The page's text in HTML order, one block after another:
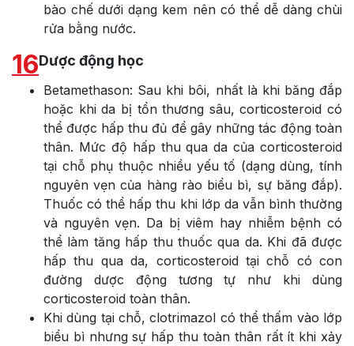
bào chế dưới dạng kem nên có thể dễ dàng chùi
rửa bằng nước.
16Dược động học
Betamethason: Sau khi bôi, nhất là khi băng đắp
hoặc khi da bị tổn thương sâu, corticosteroid có
thể được hấp thu đủ để gây những tác động toàn
thân. Mức độ hấp thu qua da của corticosteroid
tại chỗ phụ thuộc nhiều yếu tố (dạng dùng, tính
nguyên vẹn của hàng rào biểu bì, sự băng đắp).
Thuốc có thể hấp thu khi lớp da vẫn bình thường
và nguyên vẹn. Da bị viêm hay nhiễm bệnh có
thể làm tăng hấp thu thuốc qua da. Khi đã được
hấp thu qua da, corticosteroid tại chỗ có con
đường dược động tương tự như khi dùng
corticosteroid toàn thân.
Khi dùng tại chỗ, clotrimazol có thể thấm vào lớp
biểu bì nhưng sự hấp thu toàn thân rất ít khi xảy